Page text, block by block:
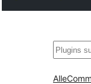
Suchen
Alle